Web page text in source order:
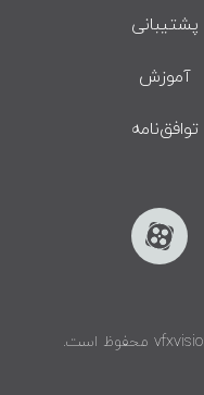
پشتیبانی
آموزش
توافق‌نامه